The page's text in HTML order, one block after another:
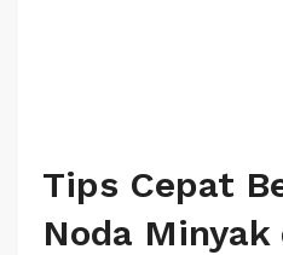
Tips Cepat
Noda